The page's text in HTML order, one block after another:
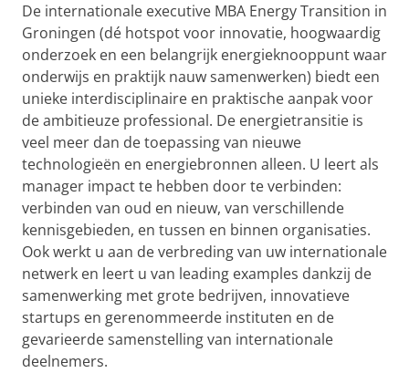
De internationale executive MBA Energy Transition in
Groningen (dé hotspot voor innovatie, hoogwaardig
onderzoek en een belangrijk energieknooppunt waar
onderwijs en praktijk nauw samenwerken) biedt een
unieke interdisciplinaire en praktische aanpak voor
de ambitieuze professional. De energietransitie is
veel meer dan de toepassing van nieuwe
technologieën en energiebronnen alleen. U leert als
manager impact te hebben door te verbinden:
verbinden van oud en nieuw, van verschillende
kennisgebieden, en tussen en binnen organisaties.
Ook werkt u aan de verbreding van uw internationale
netwerk en leert u van leading examples dankzij de
samenwerking met grote bedrijven, innovatieve
startups en gerenommeerde instituten en de
gevarieerde samenstelling van internationale
deelnemers.